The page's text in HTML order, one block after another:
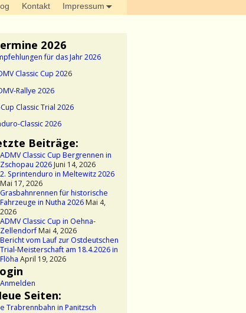
Kontakt Impressum
2026
für das Jahr 2026
Classic Cup 2026
Rallye 2026
Classic Trial 2026
Classic 2026
Beiträge:
ADMV Classic Cup Bergrennen in
Zschopau 2026Juni 14, 2026
2. Sprintenduro in Meltewitz 2026
Mai 17, 2026
Grasbahnrennen für historische
Fahrzeuge in Nutha 2026Mai 4,
2026
ADMV Classic Cup in Oehna-
ZellendorfMai 4, 2026
Bericht vom Lauf zur Ostdeutschen
Trial-Meisterschaft am 18.4.2026 in
Flöha April 19, 2026
Anmelden
Seiten:
Trabrennbahn in Panitzsch